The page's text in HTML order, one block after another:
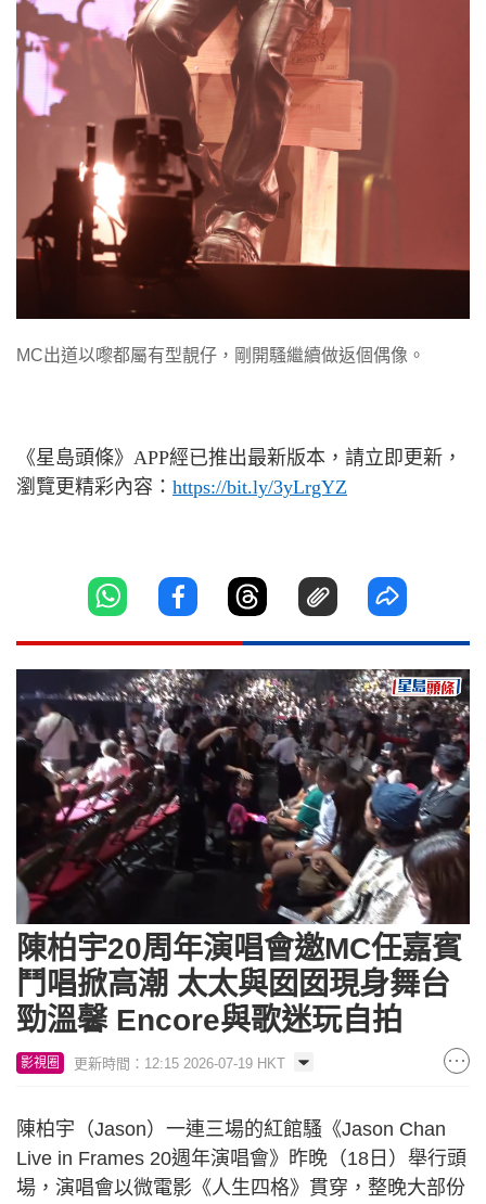
MC出道以嚟都屬有型靚仔，剛開騷繼續做返個偶像。
《星島頭條》 APP經已推出最新版本，請立即更新，
瀏覽更精彩內容： https://bit.ly/3yLrgYZ
陳柏宇20周年演唱會邀MC任嘉賓
鬥唱掀高潮 太太與囡囡現身舞台
勁溫馨 Encore與歌迷玩自拍
影視圈 更新時間：12:15 2026-07-19 HKT
陳柏宇（Jason）一連三場的紅館騷《Jason Chan
Live in Frames 20週年演唱會》昨晚（18日）舉行頭
場，演唱會以微電影《人生四格》貫穿，整晚大部份